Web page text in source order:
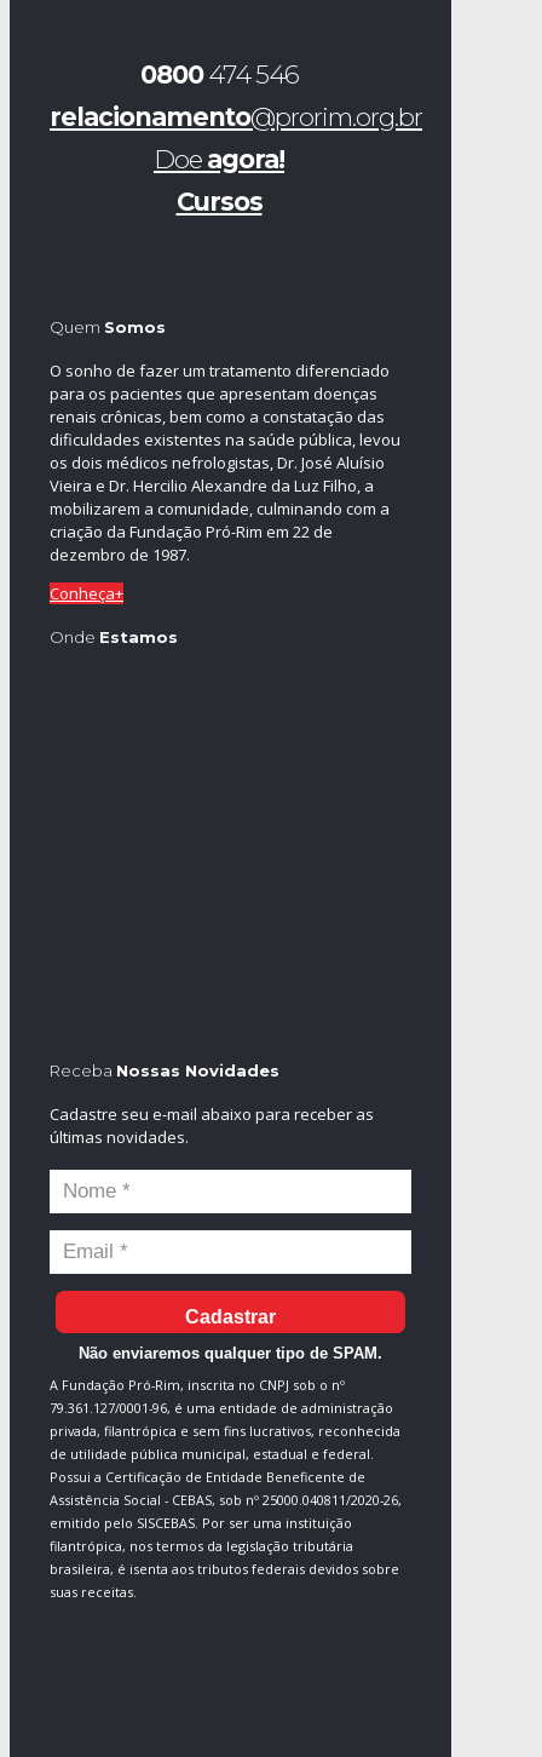
0800474 546
relacionamento@prorim.org.br
Doe agora!
Cursos
Quem Somos
O sonho de fazer um tratamento diferenciado
para os pacientes que apresentam doenças
renais crônicas, bem como a constatação das
dificuldades existentes na saúde pública, levou
os dois médicos nefrologistas, Dr. José Aluísio
Vieira e Dr. Hercilio Alexandre da Luz Filho, a
mobilizarem a comunidade, culminando com a
criação da Fundação Pró-Rim em 22 de
dezembro de 1987.
Conheça+
Onde Estamos
Receba Nossas Novidades
Cadastre seu e-mail abaixo para receber as
últimas novidades.
Cadastrar
Não enviaremos qualquer tipo de SPAM.
A Fundação Pró-Rim, inscrita no CNPJ sob o nº
79.361.127/0001-96, é uma entidade de administração
privada, filantrópica e sem fins lucrativos, reconhecida
de utilidade pública municipal, estadual e federal.
Possui a Certificação de Entidade Beneficente de
Assistência Social - CEBAS, sob nº 25000.040811/2020-26,
emitido pelo SISCEBAS. Por ser uma instituição
filantrópica, nos termos da legislação tributária
brasileira, é isenta aos tributos federais devidos sobre
suas receitas.